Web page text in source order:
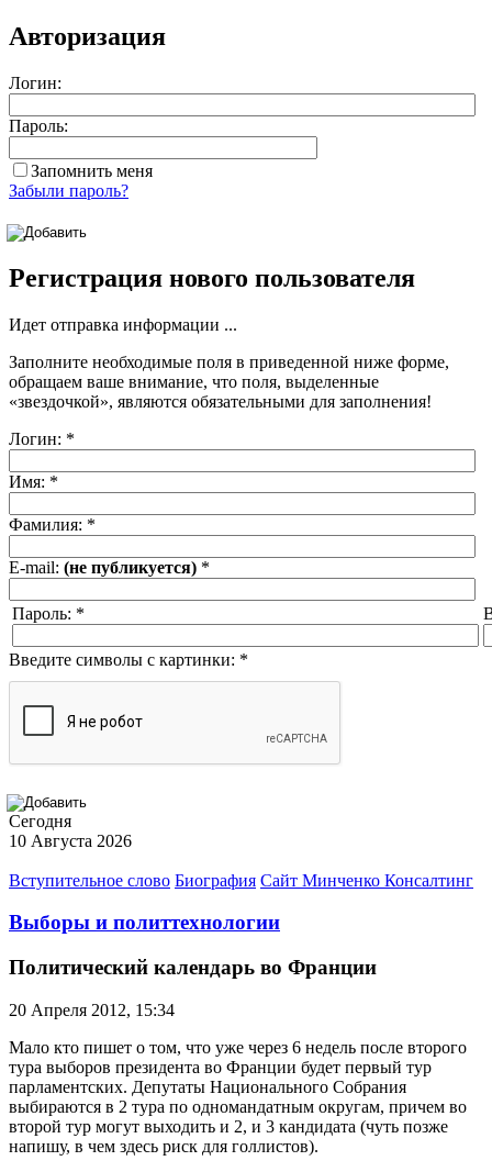
Авторизация
Логин:
Пароль:
Запомнить меня
Забыли пароль?
Регистрация нового пользователя
Идет отправка информации ...
Заполните необходимые поля в приведенной ниже форме,
обращаем ваше внимание, что поля, выделенные
«звездочкой», являются обязательными для заполнения!
Логин: *
Имя: *
Фамилия: *
E-mail: (не публикуется) *
Пароль: *
Введите символы с картинки: *
Сегодня
10 Августа 2026
Вступительное слово Биография Сайт Минченко Консалтинг
Выборы и политтехнологии
Политический календарь во Франции
20 Апреля 2012, 15:34
Мало кто пишет о том, что уже через 6 недель после второго
тура выборов президента во Франции будет первый тур
парламентских. Депутаты Национального Собрания
выбираются в 2 тура по одномандатным округам, причем во
второй тур могут выходить и 2, и 3 кандидата (чуть позже
напишу, в чем здесь риск для голлистов).